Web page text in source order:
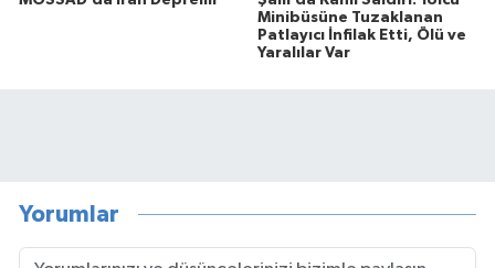
Minibüsüne Tuzaklanan
Patlayıcı İnfilak Etti, Ölü ve
Yaralılar Var
Yorumlar